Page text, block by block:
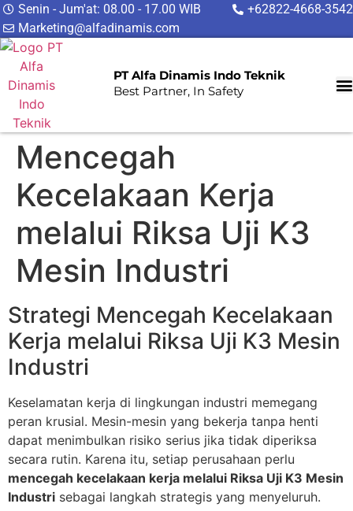
Senin - Jum'at: 08.00 - 17.00 WIB
+62822-4668-3542
Marketing@alfadinamis.com
PT Alfa Dinamis Indo Teknik
Best Partner, In Safety
Mencegah
Kecelakaan Kerja
melalui Riksa Uji K3
Mesin Industri
Strategi Mencegah Kecelakaan
Kerja melalui Riksa Uji K3 Mesin
Industri
Keselamatan kerja di lingkungan industri memegang
peran krusial. Mesin-mesin yang bekerja tanpa henti
dapat menimbulkan risiko serius jika tidak diperiksa
secara rutin. Karena itu, setiap perusahaan perlu
mencegah kecelakaan kerja melalui Riksa Uji K3 Mesin
Industri sebagai langkah strategis yang menyeluruh.